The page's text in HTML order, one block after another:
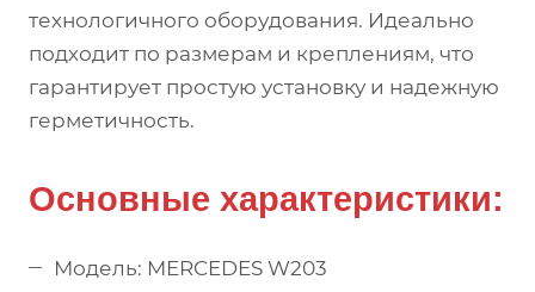
технологичного оборудования. Идеально
подходит по размерам и креплениям, что
гарантирует простую установку и надежную
герметичность.
Основные характеристики:
Модель: MERCEDES W203